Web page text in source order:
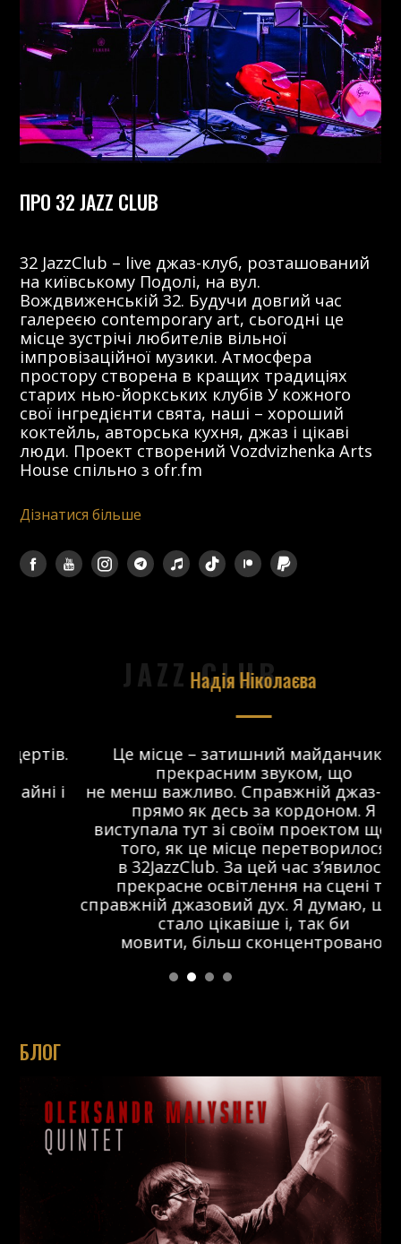
ПРО 32 JAZZ CLUB
32 JazzClub – live джаз-клуб, розташований
на київському Подолі, на вул.
Вождвиженській 32. Будучи довгий час
галереєю contemporary art, сьогодні це
місце зустрічі любителів вільної
імпровізаційної музики. Атмосфера
простору створена в кращих традиціях
старих нью-йоркських клубів У кожного
свої інгредієнти свята, наші – хороший
коктейль, авторська кухня, джаз і цікаві
люди. Проект створений Vozdvizhenka Arts
House спільно з ofr.fm
Дізнатися більше
JAZZ CLUB
Надія Ніколаєва
Це місце – затишний майданчик з
прекрасним звуком, що
не менш важливо. Справжній джаз-клуб,
прямо як десь за кордоном. Я
виступала тут зі своїм проектом ще до
того, як це місце перетворилося
в 32JazzClub. За цей час з’явилося
прекрасне освітлення на сцені та
справжній джазовий дух. Я думаю, що тут
стало цікавіше і, так би
мовити, більш сконцентровано.
БЛОГ